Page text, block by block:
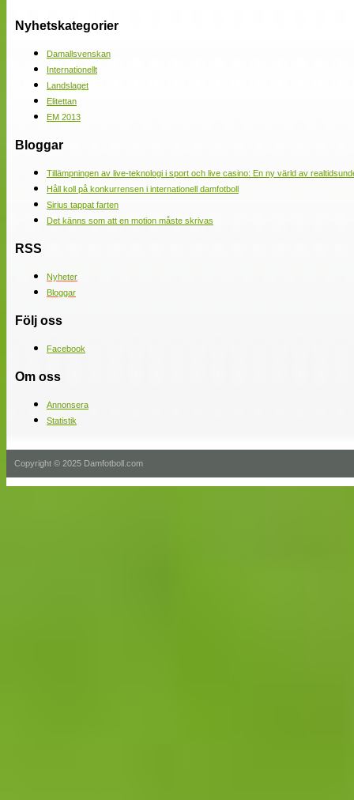
Nyhetskategorier
Damallsvenskan
Internationellt
Landslaget
Elitettan
EM 2013
Bloggar
Tillämpningen av live-teknologi i sport och live casino: En ny värld av
Håll koll på konkurrensen i internationell damfotboll
Sirius tappat farten
Det känns som att en motion måste skrivas
RSS
Nyheter
Bloggar
Följ oss
Facebook
Om oss
Annonsera
Statistik
Copyright © 2025 Damfotboll.com